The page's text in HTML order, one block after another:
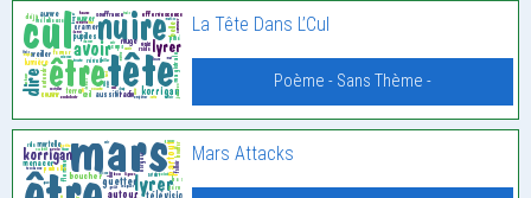
La Tête Dans L’Cul
Poème - Sans Thème -
Mars Attacks